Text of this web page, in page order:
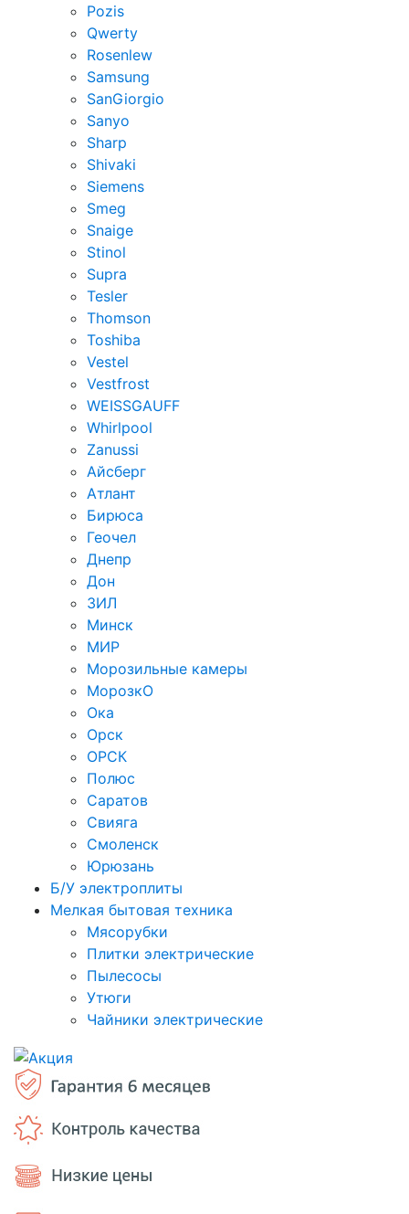
Pozis
Qwerty
Rosenlew
Samsung
SanGiorgio
Sanyo
Sharp
Shivaki
Siemens
Smeg
Snaige
Stinol
Supra
Tesler
Thomson
Toshiba
Vestel
Vestfrost
WEISSGAUFF
Whirlpool
Zanussi
Айсберг
Атлант
Бирюса
Геочел
Днепр
Дон
ЗИЛ
Минск
МИР
Морозильные камеры
МорозкО
Ока
Орск
ОРСК
Полюс
Саратов
Свияга
Смоленск
Юрюзань
Б/У электроплиты
Мелкая бытовая техника
Мясорубки
Плитки электрические
Пылесосы
Утюги
Чайники электрические